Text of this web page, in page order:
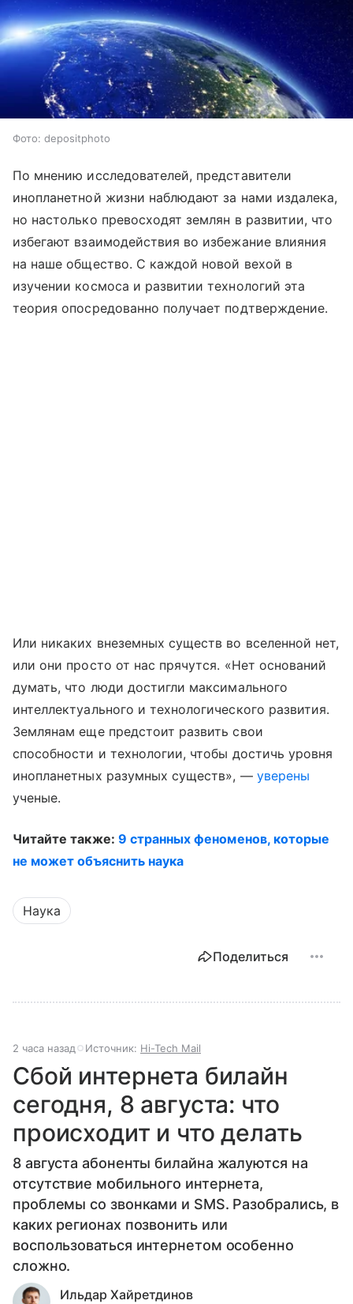
Фото: depositphoto
По мнению исследователей, представители
инопланетной жизни наблюдают за нами издалека,
но настолько превосходят землян в развитии, что
избегают взаимодействия во избежание влияния
на наше общество. С каждой новой вехой в
изучении космоса и развитии технологий эта
теория опосредованно получает подтверждение.
Или никаких внеземных существ во вселенной нет,
или они просто от нас прячутся. «Нет оснований
думать, что люди достигли максимального
интеллектуального и технологического развития.
Землянам еще предстоит развить свои
способности и технологии, чтобы достичь уровня
инопланетных разумных существ», — уверены
ученые.
Читайте также: 9 странных феноменов, которые
не может объяснить наука
Наука
Поделиться
2 часа назад Источник: Hi-Tech Mail
Сбой интернета билайн
сегодня, 8 августа: что
происходит и что делать
8 августа абоненты билайна жалуются на
отсутствие мобильного интернета,
проблемы со звонками и SMS. Разобрались, в
каких регионах позвонить или
воспользоваться интернетом особенно
сложно.
Ильдар Хайретдинов